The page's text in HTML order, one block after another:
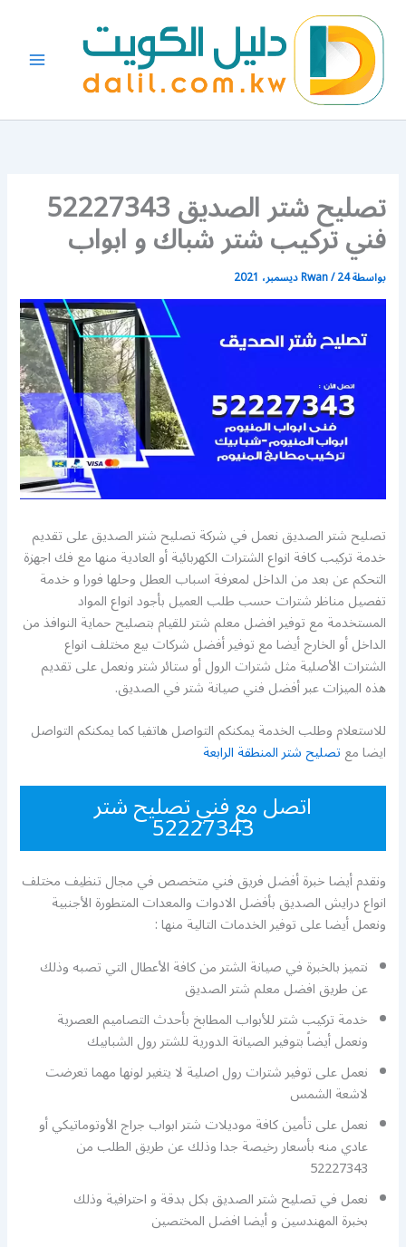
المحتوى
تصليح شتر الصديق 52227343
فني تركيب شتر شباك و ابواب
بواسطة Rwan/24 ديسمبر، 2021
تصليح شتر الصديق نعمل في شركة تصليح شتر الصديق على تقديم
خدمة تركيب كافة انواع الشترات الكهربائية أو العادية منها مع فك اجهزة
التحكم عن بعد من الداخل لمعرفة اسباب العطل وحلها فورا و خدمة
تفصيل مناظر شترات حسب طلب العميل بأجود انواع المواد
المستخدمة مع توفير افضل معلم شتر للقيام بتصليح حماية النوافذ من
الداخل أو الخارج أيضا مع توفير أفضل شركات بيع مختلف انواع
الشترات الأصلية مثل شترات الرول أو ستائر شتر ونعمل على تقديم
هذه الميزات عبر أفضل فني صيانة شتر في الصديق.
للاستعلام وطلب الخدمة يمكنكم التواصل هاتفيا كما يمكنكم التواصل
ايضا معتصليح شتر المنطقة الرابعة
اتصل مع فني تصليح شتر
52227343
ونقدم أيضا خبرة أفضل فريق فني متخصص في مجال تنظيف مختلف
انواع درايش الصديق بأفضل الادوات والمعدات المتطورة الأجنبية
ونعمل أيضا على توفير الخدمات التالية منها :
نتميز بالخبرة في صيانة الشتر من كافة الأعطال التي تصبه وذلك
عن طريق افضل معلم شتر الصديق
خدمة تركيب شتر للأبواب المطابخ بأحدث التصاميم العصرية
ونعمل أيضاً بتوفير الصيانة الدورية للشتر رول الشبابيك
نعمل على توفير شترات رول اصلية لا يتغير لونها مهما تعرضت
لاشعة الشمس
نعمل على تأمين كافة موديلات شتر ابواب جراج الأوتوماتيكي أو
عادي منه بأسعار رخيصة جدا وذلك عن طريق الطلب من
52227343
نعمل في تصليح شتر الصديق بكل بدقة و احترافية وذلك
بخبرة المهندسين و أيضا افضل المختصين